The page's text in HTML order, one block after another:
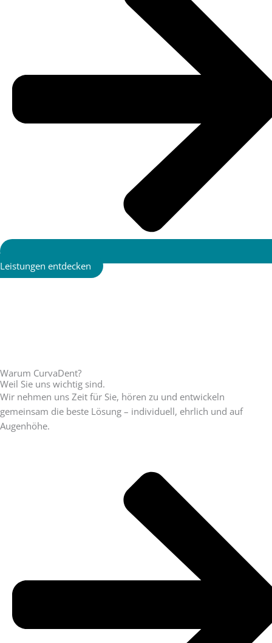
Leistungen entdecken
Warum CurvaDent?
Weil Sie uns wichtig sind.
Wir nehmen uns Zeit für Sie, hören zu und entwickeln
gemeinsam die beste Lösung – individuell, ehrlich und auf
Augenhöhe.